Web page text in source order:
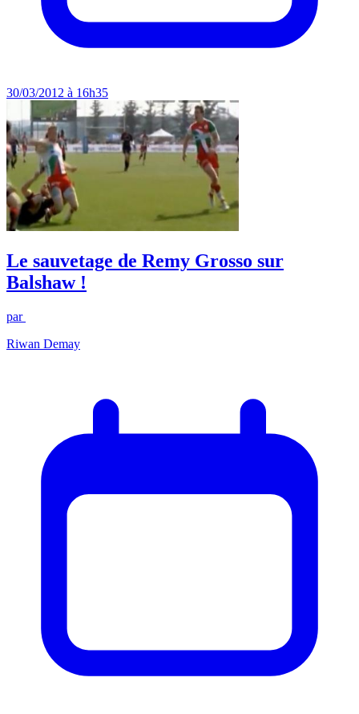
30/03/2012 à 16h35
Le sauvetage de Remy Grosso sur
Balshaw !
par
Riwan Demay